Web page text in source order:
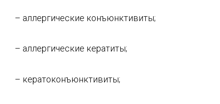
– аллергические конъюнктивиты;
– аллергические кератиты;
– кератоконъюнктивиты;